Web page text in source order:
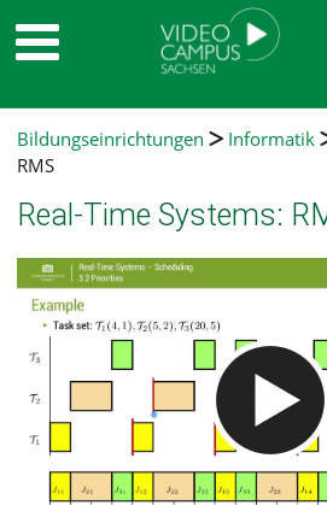
Bildungseinrichtungen Informatik
RMS
Real-Time Systems: